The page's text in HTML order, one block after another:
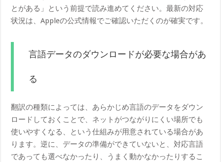
とがある」という前提で読み進めてください。最新の対応
状況は、Appleの公式情報でご確認いただくのが確実です。
言語データのダウンロードが必要な場合があ
る
翻訳の種類によっては、あらかじめ言語のデータをダウン
ロードしておくことで、ネットがつながりにくい場所でも
使いやすくなる、という仕組みが用意されている場合があ
ります。逆に、データの準備ができていないと、対応言語
であっても選べなかったり、うまく動かなかったりするこ